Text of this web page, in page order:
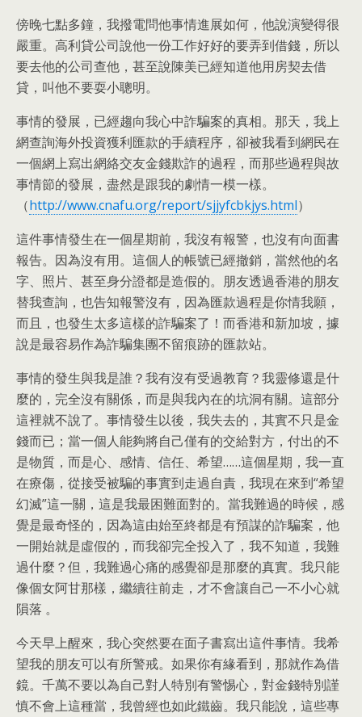
傍晚七點多鐘，我撥電問他事情進展如何，他說演變得很
嚴重。高利貸公司說他一份工作好好的要弄到借錢，所以
要去他的公司查他，甚至說陳美已經知道他用房契去借
貸，叫他不要耍小聰明。
事情的發展，已經趨向我心中詐騙案的真相。那天，我上
網查詢海外投資獲利匯款的手續程序，卻被我看到網民在
一個網上寫出網絡交友金錢欺詐的過程，而那些過程與故
事情節的發展，盡然是跟我的劇情一模一樣。
（http://www.cnafu.org/report/sjjyfcbkjys.html）
這件事情發生在一個星期前，我沒有報警，也沒有向面書
報告。因為沒有用。這個人的帳號已經撤銷，當然他的名
字、照片、甚至身分證都是造假的。朋友透過香港的朋友
替我查詢，也告知報警沒有，因為匯款過程是你情我願，
而且，也發生太多這樣的詐騙案了！而香港和新加坡，據
說是最容易作為詐騙集團不留痕跡的匯款站。
事情的發生與我是誰？我有沒有受過教育？我靈修還是什
麼的，完全沒有關係，而是與我內在的坑洞有關。這部分
這裡就不說了。事情發生以後，我失去的，其實不只是金
錢而已；當一個人能夠將自己僅有的交給對方，付出的不
是物質，而是心、感情、信任、希望……這個星期，我一直
在療傷，從接受被騙的事實到走過自責，我現在來到“希望
幻滅”這一關，這是我最困難面對的。當我難過的時候，感
覺是最奇怪的，因為這由始至終都是有預謀的詐騙案，他
一開始就是虛假的，而我卻完全投入了，我不知道，我難
過什麼？但，我難過心痛的感覺卻是那麼的真實。我只能
像個女阿甘那樣，繼續往前走，才不會讓自己一不小心就
隕落 。
今天早上醒來，我心突然要在面子書寫出這件事情。我希
望我的朋友可以有所警戒。如果你有緣看到，那就作為借
鏡。千萬不要以為自己對人特別有警惕心，對金錢特別謹
慎不會上這種當，我曾經也如此鐵齒。我只能說，這些專